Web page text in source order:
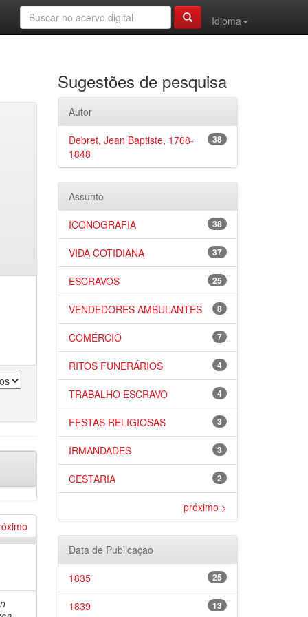
Idioma
Sugestões de pesquisa
Autor
38
Debret, Jean Baptiste, 1768-
1848
Assunto
38
ICONOGRAFIA
37
VIDA COTIDIANA
25
ESCRAVOS
8
VENDEDORES AMBULANTES
7
COMÉRCIO
4
RITOS FUNERÁRIOS
4
TRABALHO ESCRAVO
3
FESTAS RELIGIOSAS
3
IRMANDADES
2
CESTARIA
próximo >
Data de Publicação
25
1835
13
1839